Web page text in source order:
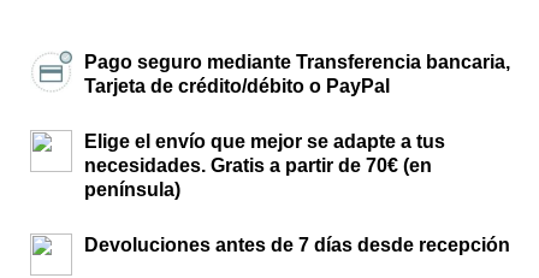
Pago seguro mediante Transferencia bancaria,
Tarjeta de crédito/débito o PayPal
Elige el envío que mejor se adapte a tus
necesidades. Gratis a partir de 70€ (en
península)
Devoluciones antes de 7 días desde recepción